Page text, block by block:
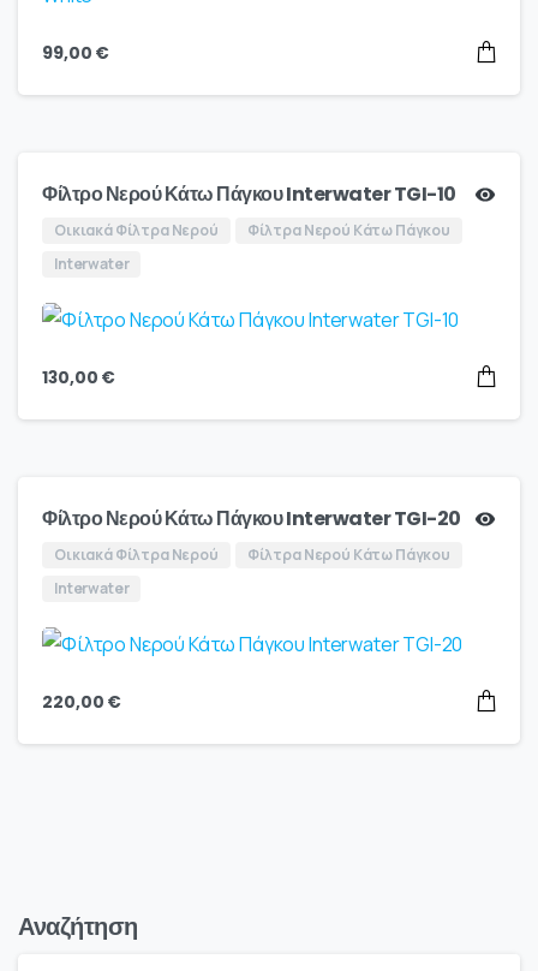
99,00 €
Φίλτρο Νερού Κάτω Πάγκου Interwater TGI-10
Οικιακά Φίλτρα Νερού
Φίλτρα Νερού Κάτω Πάγκου
Interwater
130,00 €
Φίλτρο Νερού Κάτω Πάγκου Interwater TGI-20
Οικιακά Φίλτρα Νερού
Φίλτρα Νερού Κάτω Πάγκου
Interwater
220,00 €
Αναζήτηση